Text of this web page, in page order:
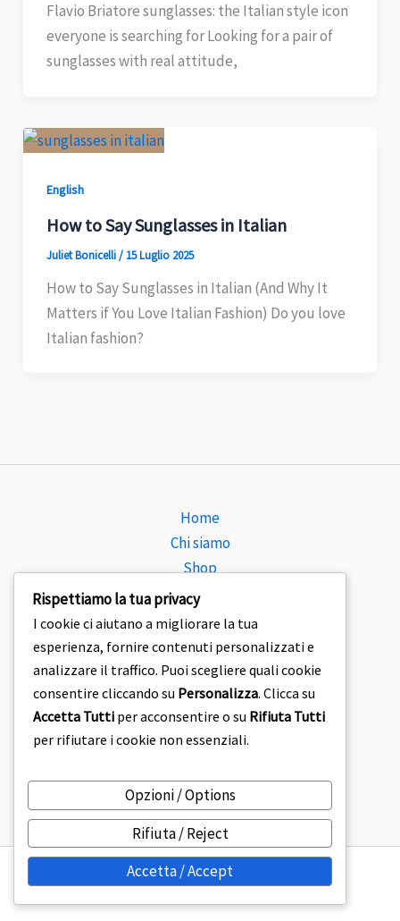
Flavio Briatore sunglasses: the Italian style icon
everyone is searching for Looking for a pair of
sunglasses with real attitude,
English
How to Say Sunglasses in Italian
Juliet Bonicelli/ 15 Luglio 2025
How to Say Sunglasses in Italian (And Why It
Matters if You Love Italian Fashion) Do you love
Italian fashion?
Home
Chi siamo
Shop
Consulenza
Blog
Vista
Trova Oculista
Lenti a Contatto
F1 Sunglasses
.
Rispettiamo la tua privacy
I cookie ci aiutano a migliorare la tua
esperienza, fornire contenuti personalizzati e
analizzare il traffico. Puoi scegliere quali cookie
consentire cliccando su Personalizza. Clicca su
Accetta Tutti per acconsentire o su Rifiuta Tutti
per rifiutare i cookie non essenziali.
Opzioni / Options
Rifiuta / Reject
Accetta / Accept